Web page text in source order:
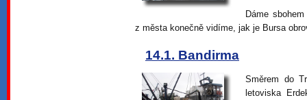
Dáme
z města konečně vidíme, jak je Bursa
14.1. Bandirma
Směrem do
letoviska